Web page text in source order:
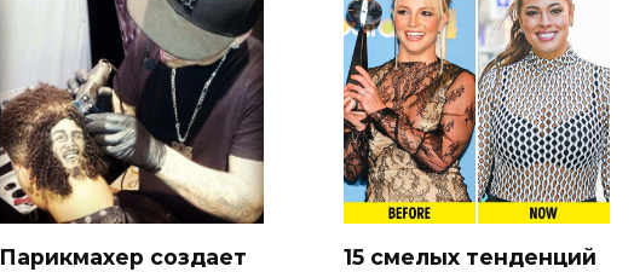
Парикмахер создает 15 смелых тенденций